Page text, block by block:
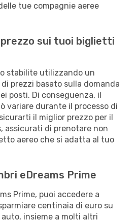
tue compagnie aeree
sui tuoi biglietti
stabilite utilizzando un
prezzi basato sulla domanda
posti. Di conseguenza, il
variare durante il processo di
il miglior prezzo per il
assicurati di prenotare non
aereo che si adatta al tuo
eDreams Prime
Prime, puoi accedere a
centinaia di euro su
insieme a molti altri